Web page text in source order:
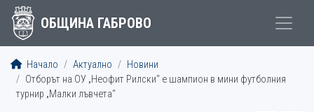
ОБЩИНА ГАБРОВО
Начало Актуално
Новини
Отборът на ОУ „Неофит Рилски“ е шампион в мини футболния
турнир „Малки лъвчета“